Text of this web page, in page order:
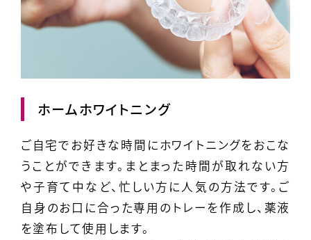
ホームホワイトニング
ご自宅でお好きな時間にホワイトニングをおこな
うことができます。まとまった時間が取れない方
や子育て中など、忙しい方に人気の方法です。ご
自身のお口に合った専用のトレーを作成し、薬液
を塗布して使用します。